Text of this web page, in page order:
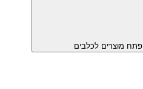
פתח מוצרים לכלבים